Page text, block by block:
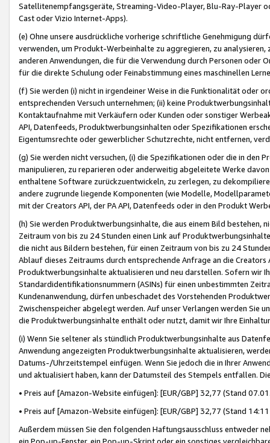
Satellitenempfangsgeräte, Streaming-Video-Player, Blu-Ray-Player
Cast oder Vizio Internet-Apps).
(e) Ohne unsere ausdrückliche vorherige schriftliche Genehmigung
verwenden, um Produkt-Werbeinhalte zu aggregieren, zu
anderen Anwendungen, die für die Verwendung durch Personen
für die direkte Schulung oder Feinabstimmung eines maschinellen
(f) Sie werden (i) nicht in irgendeiner Weise in die Funktionalität oder
entsprechenden Versuch unternehmen; (ii) keine
Kontaktaufnahme mit Verkäufern oder Kunden oder sonstiger
API, Datenfeeds, Produktwerbungsinhalten oder Spezifikationen
Eigentumsrechte oder gewerblicher Schutzrechte, nicht entfernen,
(g) Sie werden nicht versuchen, (i) die Spezifikationen oder die in
manipulieren, zu reparieren oder anderweitig abgeleitete Werke
enthaltene Software zurückzuentwickeln, zu zerlegen, zu
andere zugrunde liegende Komponenten (wie Modelle,
mit der Creators API, der PA API, Datenfeeds oder in den Produkt
(h) Sie werden Produktwerbungsinhalte, die aus einem Bild bestehen,
Zeitraum von bis zu 24 Stunden einen Link auf
die nicht aus Bildern bestehen, für einen Zeitraum von bis zu 24
Ablauf dieses Zeitraums durch entsprechende Anfrage an die
Produktwerbungsinhalte aktualisieren und neu darstellen. Sofern wir
Standardidentifikationsnummern (ASINs) für einen unbestimmten
Kundenanwendung, dürfen unbeschadet des Vorstehenden
Zwischenspeicher abgelegt werden. Auf unser Verlangen werden Sie
die Produktwerbungsinhalte enthält oder nutzt, damit wir Ihre
(i) Wenn Sie seltener als stündlich Produktwerbungsinhalte aus
Anwendung angezeigten Produktwerbungsinhalte aktualisieren,
Datums-/Uhrzeitstempel einfügen. Wenn Sie jedoch die in Ihrer
und aktualisiert haben, kann der Datumsteil des Stempels entfallen.
• Preis auf [Amazon-Website einfügen]: [EUR/GBP] 32,77 (Stand
• Preis auf [Amazon-Website einfügen]: [EUR/GBP] 32,77 (Stand
Außerdem müssen Sie den folgenden Haftungsausschluss entweder
ein Pop-up-Fenster, ein Pop-up-Skript oder ein sonstiges